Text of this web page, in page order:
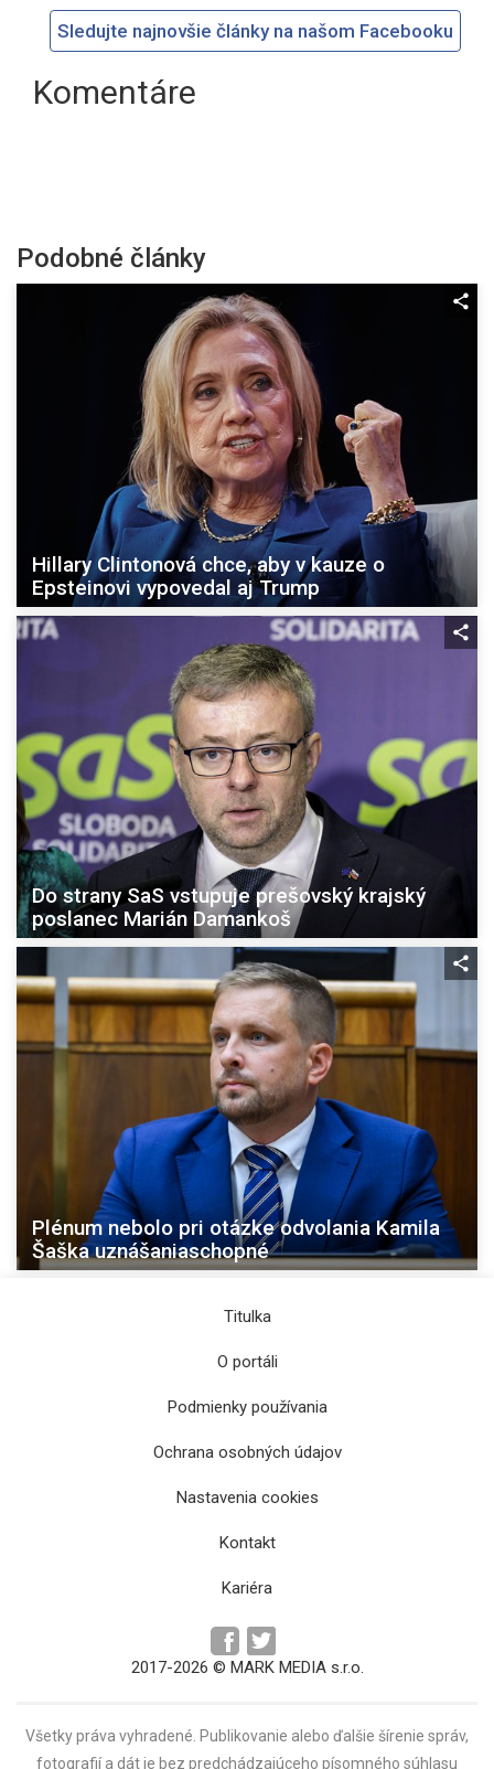
Sledujte najnovšie články na našom Facebooku
Komentáre
Podobné články
Hillary Clintonová chce, aby v kauze o
Epsteinovi vypovedal aj Trump
Do strany SaS vstupuje prešovský krajský
poslanec Marián Damankoš
Plénum nebolo pri otázke odvolania Kamila
Šaška uznášaniaschopné
Titulka
O portáli
Podmienky používania
Ochrana osobných údajov
Nastavenia cookies
Kontakt
Kariéra
2017-2026 © MARK MEDIA s.r.o.
Všetky práva vyhradené. Publikovanie alebo ďalšie šírenie správ,
fotografií a dát je bez predchádzajúceho písomného súhlasu